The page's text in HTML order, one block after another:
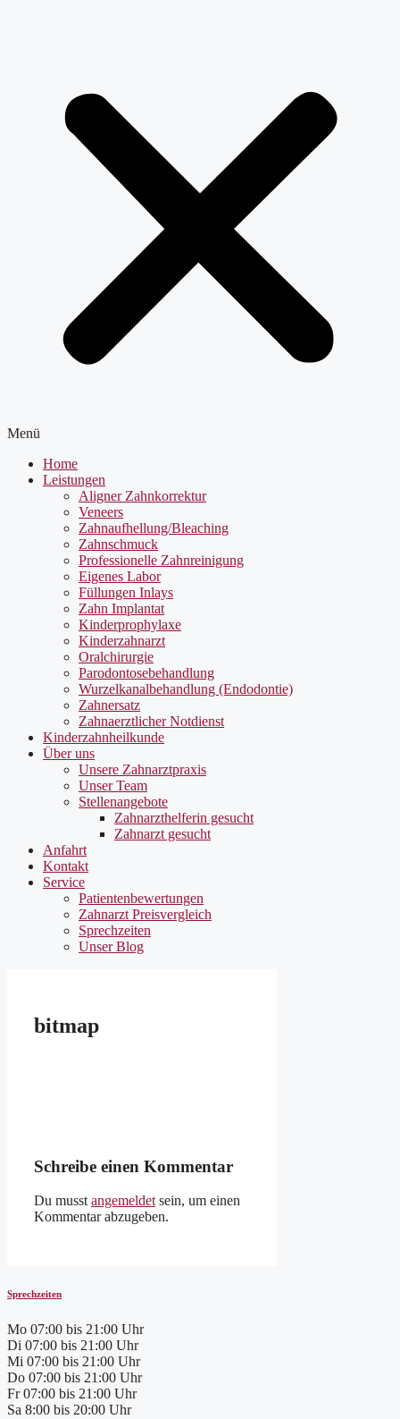
Menü
Home
Leistungen
Aligner Zahnkorrektur
Veneers
Zahnaufhellung/Bleaching
Zahnschmuck
Professionelle Zahnreinigung
Eigenes Labor
Füllungen Inlays
Zahn Implantat
Kinderprophylaxe
Kinderzahnarzt
Oralchirurgie
Parodontosebehandlung
Wurzelkanalbehandlung (Endodontie)
Zahnersatz
Zahnaerztlicher Notdienst
Kinderzahnheilkunde
Über uns
Unsere Zahnarztpraxis
Unser Team
Stellenangebote
Zahnarzthelferin gesucht
Zahnarzt gesucht
Anfahrt
Kontakt
Service
Patientenbewertungen
Zahnarzt Preisvergleich
Sprechzeiten
Unser Blog
bitmap
Schreibe einen Kommentar
Du musst angemeldet sein, um einen
Kommentar abzugeben.
Sprechzeiten
Mo 07:00 bis 21:00 Uhr
Di 07:00 bis 21:00 Uhr
Mi 07:00 bis 21:00 Uhr
Do 07:00 bis 21:00 Uhr
Fr 07:00 bis 21:00 Uhr
Sa 8:00 bis 20:00 Uhr